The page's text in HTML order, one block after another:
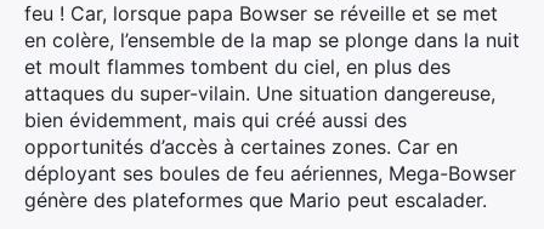
feu ! Car, lorsque papa Bowser se réveille et se met
en colère, l’ensemble de la map se plonge dans la nuit
et moult flammes tombent du ciel, en plus des
attaques du super-vilain. Une situation dangereuse,
bien évidemment, mais qui créé aussi des
opportunités d’accès à certaines zones. Car en
déployant ses boules de feu aériennes, Mega-Bowser
génère des plateformes que Mario peut escalader.